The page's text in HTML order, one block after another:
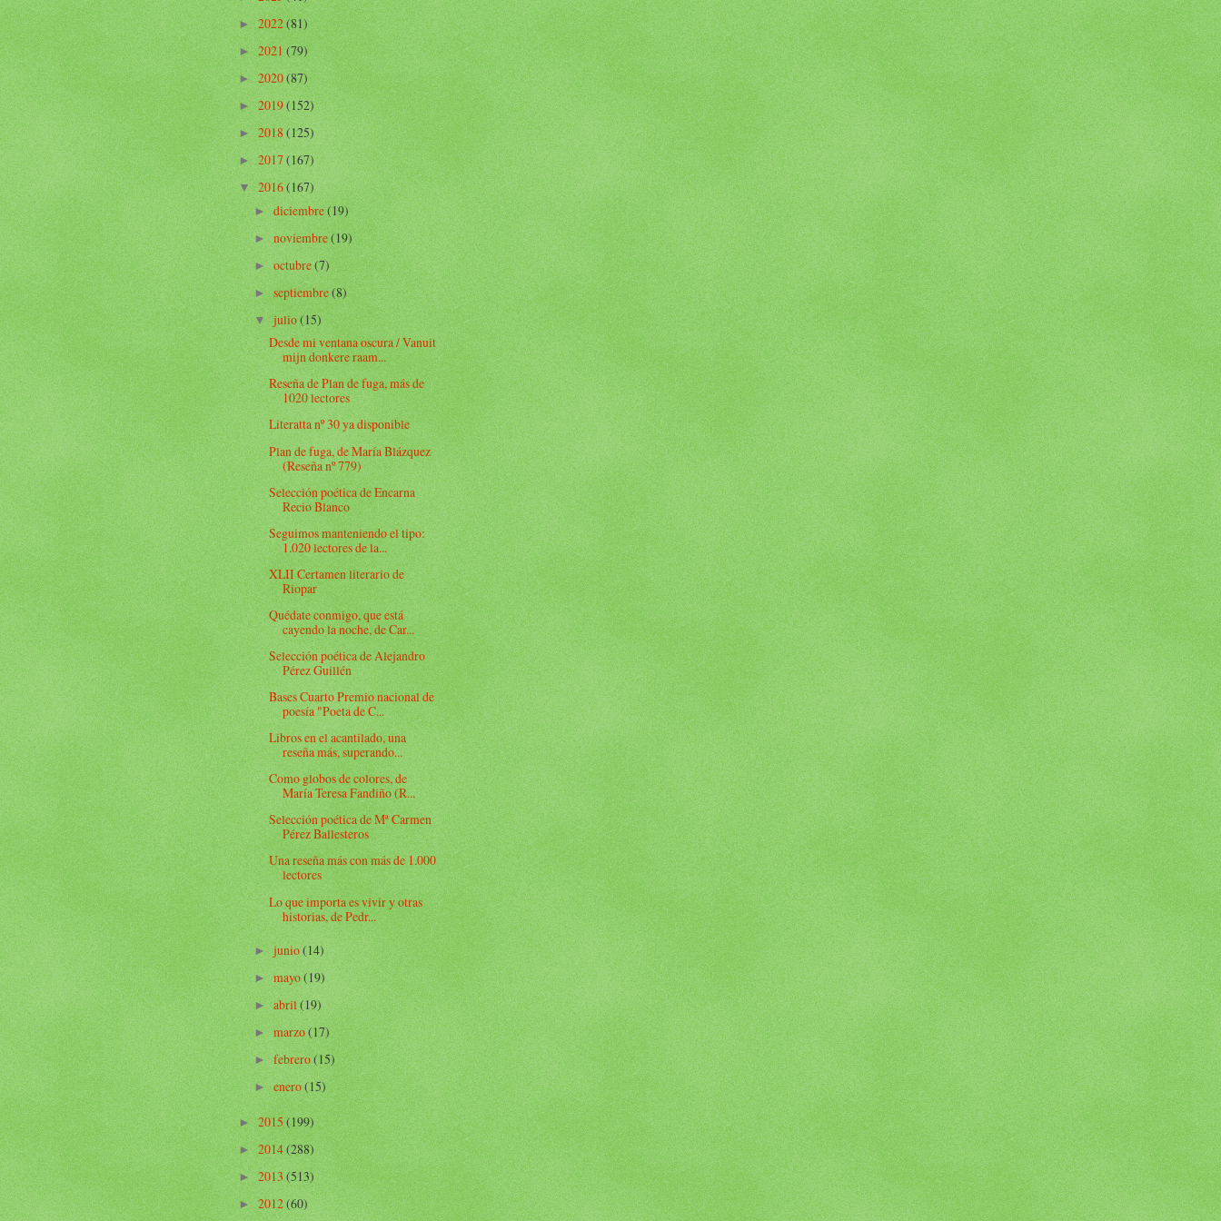
►2022(81)
►2021(79)
►2020(87)
►2019(152)
►2018(125)
►2017(167)
▼2016(167)
►diciembre(19)
►noviembre(19)
►octubre(7)
►septiembre(8)
▼julio(15)
Desde mi ventana oscura / Vanuit
mijn donkere raam...
Reseña de Plan de fuga, más de
1020 lectores
Literatta nº 30 ya disponible
Plan de fuga, de María Blázquez
(Reseña nº 779)
Selección poética de Encarna
Recio Blanco
Seguimos manteniendo el tipo:
1.020 lectores de la...
XLII Certamen literario de
Riopar
Quédate conmigo, que está
cayendo la noche, de Car...
Selección poética de Alejandro
Pérez Guillén
Bases Cuarto Premio nacional de
poesía "Poeta de C...
Libros en el acantilado, una
reseña más, superando...
Como globos de colores, de
María Teresa Fandiño (R...
Selección poética de Mª Carmen
Pérez Ballesteros
Una reseña más con más de 1.000
lectores
Lo que importa es vivir y otras
historias, de Pedr...
►junio(14)
►mayo(19)
►abril(19)
►marzo(17)
►febrero(15)
►enero(15)
►2015(199)
►2014(288)
►2013(513)
►2012(60)